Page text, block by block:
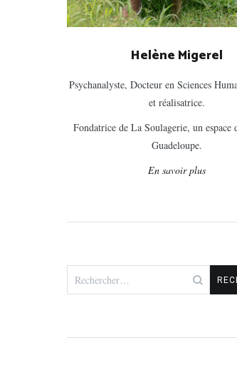
Helène Migerel
Psychanalyste, Docteur en Sciences
et réalisatrice.
Fondatrice de La Soulagerie, un espace
Guadeloupe.
En savoir plus